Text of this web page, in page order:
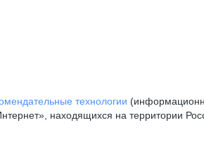
технологии
находящихся на территории